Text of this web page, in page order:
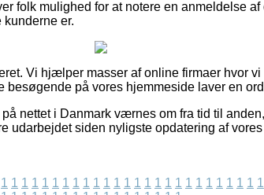
folk mulighed for at notere en anmeldelse
kunderne er.
Vi hjælper masser af online firmaer hvor
besøgende på vores hjemmeside laver en
nettet i Danmark værnes om fra tid til
udarbejdet siden nyligste opdatering af vores
1 1 1 1 1 1 1 1 1 1 1 1 1 1 1 1 1 1 1 1 1 1 1 1 1 1